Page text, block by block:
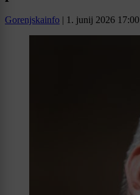
Gorenjskainfo | 1. junij 2026 17:00